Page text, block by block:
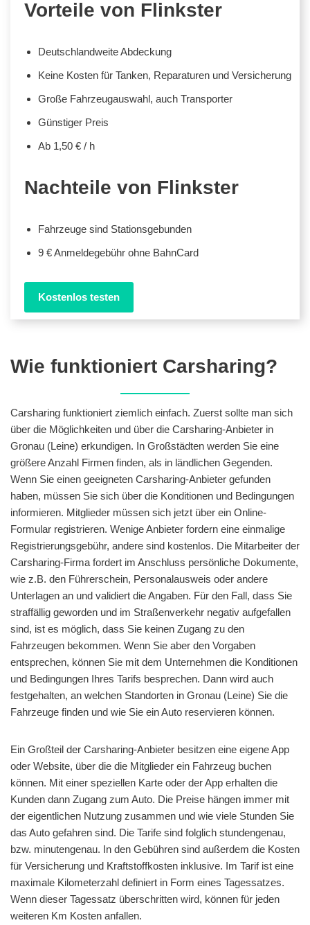
Vorteile von Flinkster
Deutschlandweite Abdeckung
Keine Kosten für Tanken, Reparaturen und Versicherung
Große Fahrzeugauswahl, auch Transporter
Günstiger Preis
Ab 1,50 € / h
Nachteile von Flinkster
Fahrzeuge sind Stationsgebunden
9 € Anmeldegebühr ohne BahnCard
Kostenlos testen
Wie funktioniert Carsharing?
Carsharing funktioniert ziemlich einfach. Zuerst sollte man sich
über die Möglichkeiten und über die Carsharing-Anbieter in
Gronau (Leine) erkundigen. In Großstädten werden Sie eine
größere Anzahl Firmen finden, als in ländlichen Gegenden.
Wenn Sie einen geeigneten Carsharing-Anbieter gefunden
haben, müssen Sie sich über die Konditionen und Bedingungen
informieren. Mitglieder müssen sich jetzt über ein Online-
Formular registrieren. Wenige Anbieter fordern eine einmalige
Registrierungsgebühr, andere sind kostenlos. Die Mitarbeiter der
Carsharing-Firma fordert im Anschluss persönliche Dokumente,
wie z.B. den Führerschein, Personalausweis oder andere
Unterlagen an und validiert die Angaben. Für den Fall, dass Sie
straffällig geworden und im Straßenverkehr negativ aufgefallen
sind, ist es möglich, dass Sie keinen Zugang zu den
Fahrzeugen bekommen. Wenn Sie aber den Vorgaben
entsprechen, können Sie mit dem Unternehmen die Konditionen
und Bedingungen Ihres Tarifs besprechen. Dann wird auch
festgehalten, an welchen Standorten in Gronau (Leine) Sie die
Fahrzeuge finden und wie Sie ein Auto reservieren können.
Ein Großteil der Carsharing-Anbieter besitzen eine eigene App
oder Website, über die die Mitglieder ein Fahrzeug buchen
können. Mit einer speziellen Karte oder der App erhalten die
Kunden dann Zugang zum Auto. Die Preise hängen immer mit
der eigentlichen Nutzung zusammen und wie viele Stunden Sie
das Auto gefahren sind. Die Tarife sind folglich stundengenau,
bzw. minutengenau. In den Gebühren sind außerdem die Kosten
für Versicherung und Kraftstoffkosten inklusive. Im Tarif ist eine
maximale Kilometerzahl definiert in Form eines Tagessatzes.
Wenn dieser Tagessatz überschritten wird, können für jeden
weiteren Km Kosten anfallen.